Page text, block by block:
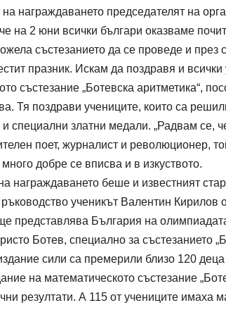
награждаването председателят на
на 2 юни всички българи оказваме
състезанието да се проведе и през
празник. Искам да поздравя и
състезание „Ботевска аритметика“,
Тя поздрави учениците, които са
специални златни медали. „Радвам се,
поет, журналист и революционер,
добре се вписва и в изкуството.
награждаването беше и известният
ученикът Валентин
представлява България на
Ботев, специално за състезанието
сили са премерили близо 120
на математическото състезание
резултати. А 115 от учениците имаха